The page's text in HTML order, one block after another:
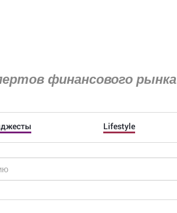
финансового рынка
Lifestyle